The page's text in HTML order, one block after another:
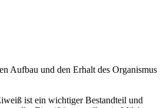
Aufbau und den Erhalt des Organismus
ist ein wichtiger Bestandteil und